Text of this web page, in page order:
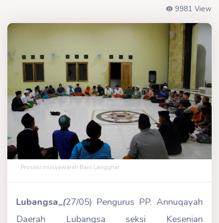
9981 View
Prosesi musyawarah Bani Langghar.
Lubangsa_(27/05) Pengurus PP. Annuqayah
Daerah Lubangsa seksi Kesenian